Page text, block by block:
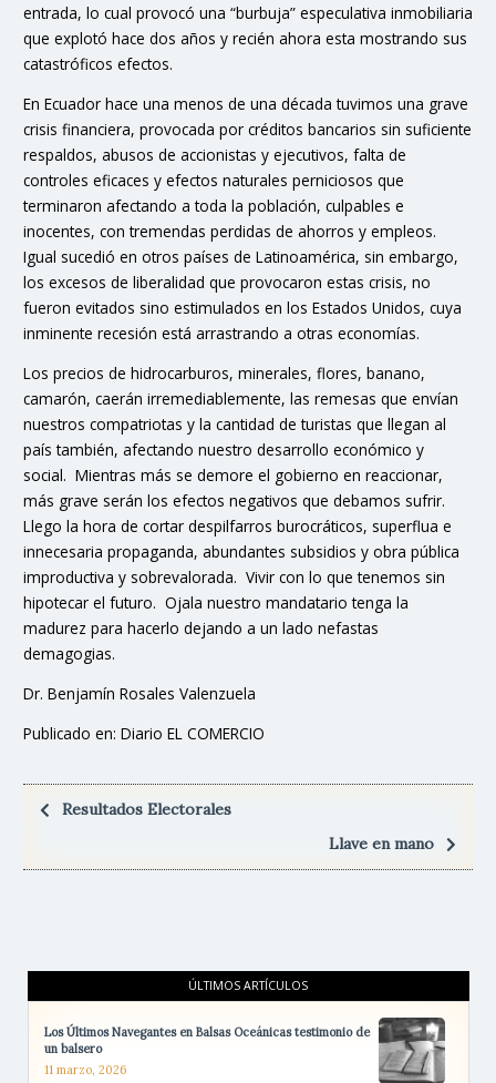
entrada, lo cual provocó una “burbuja” especulativa inmobiliaria
que explotó hace dos años y recién ahora esta mostrando sus
catastróficos efectos.
En Ecuador hace una menos de una década tuvimos una grave
crisis financiera, provocada por créditos bancarios sin suficiente
respaldos, abusos de accionistas y ejecutivos, falta de
controles eficaces y efectos naturales perniciosos que
terminaron afectando a toda la población, culpables e
inocentes, con tremendas perdidas de ahorros y empleos.
Igual sucedió en otros países de Latinoamérica, sin embargo,
los excesos de liberalidad que provocaron estas crisis, no
fueron evitados sino estimulados en los Estados Unidos, cuya
inminente recesión está arrastrando a otras economías.
Los precios de hidrocarburos, minerales, flores, banano,
camarón, caerán irremediablemente, las remesas que envían
nuestros compatriotas y la cantidad de turistas que llegan al
país también, afectando nuestro desarrollo económico y
social. Mientras más se demore el gobierno en reaccionar,
más grave serán los efectos negativos que debamos sufrir.
Llego la hora de cortar despilfarros burocráticos, superflua e
innecesaria propaganda, abundantes subsidios y obra pública
improductiva y sobrevalorada. Vivir con lo que tenemos sin
hipotecar el futuro. Ojala nuestro mandatario tenga la
madurez para hacerlo dejando a un lado nefastas
demagogias.
Dr. Benjamín Rosales Valenzuela
Publicado en: Diario EL COMERCIO
Resultados Electorales
Llave en mano
ÚLTIMOS ARTÍCULOS
Los Últimos Navegantes en Balsas Oceánicas testimonio de
un balsero
11 marzo, 2026